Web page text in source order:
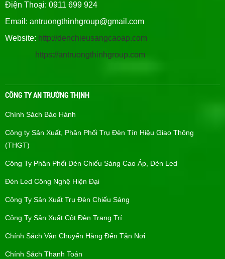
Điện Thoại: 0911 699 924
Email: antruongthinhgroup@gmail.com
Website: http://denchieusangcaoap.com
https://antruongthinhgroup.com
CÔNG TY AN TRƯỜNG THỊNH
Chính Sách Bảo Hành
Công ty Sản Xuất, Phân Phối Trụ Đèn Tín Hiệu Giao Thông
(THGT)
Công Ty Phân Phối Đèn Chiếu Sáng Cao Áp, Đèn Led
Đèn Led Công Nghệ Hiện Đại
Công Ty Sản Xuất Trụ Đèn Chiếu Sáng
Công Ty Sản Xuất Cột Đèn Trang Trí
Chính Sách Vận Chuyển Hàng Đến Tận Nơi
Chính Sách Thanh Toán